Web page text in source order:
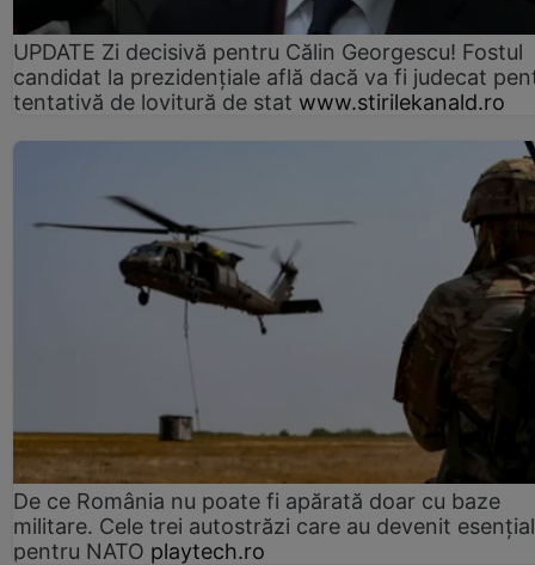
UPDATE Zi decisivă pentru Călin Georgescu! Fostul
candidat la prezidențiale află dacă va fi judecat
tentativă de lovitură de stat www.stirilekanald.ro
De ce România nu poate fi apărată doar cu baze
militare. Cele trei autostrăzi care au devenit
pentru NATO playtech.ro